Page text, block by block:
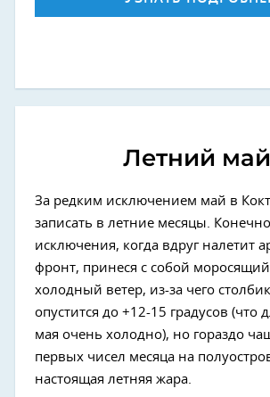
Летний май
За редким исключением май в
записать в летние месяцы.
исключения, когда вдруг налетит
фронт, принеся с собой
холодный ветер, из-за чего
опустится до +12-15 градусов (что
мая очень холодно), но гораздо
первых чисел месяца на
настоящая летняя жара.